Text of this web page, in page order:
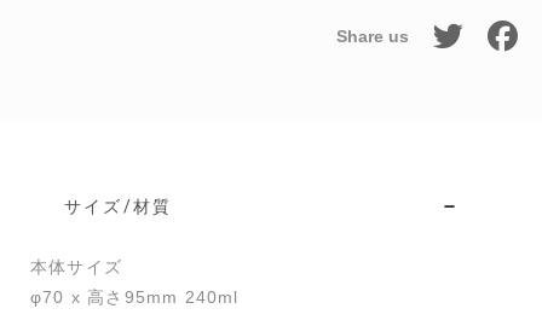
Share us
サイズ/材質
本体サイズ
φ70 x 高さ95mm 240ml